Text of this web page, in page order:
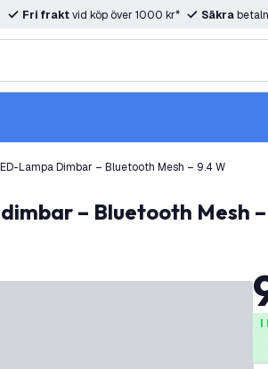
Fri fraktvid köp över 1000 kr* Säkra
Lampa Dimbar – Bluetooth Mesh – 9.4 W
– Bluetooth Mesh
I